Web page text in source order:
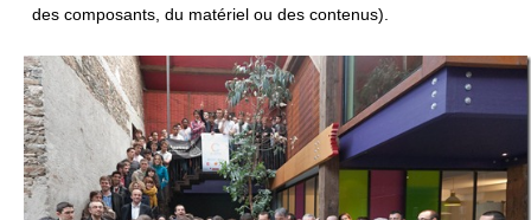
des composants, du matériel ou des contenus).